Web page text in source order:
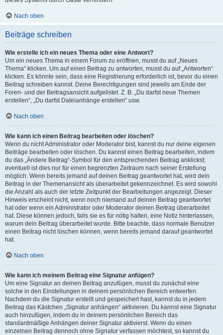
Nach oben
Beiträge schreiben
Wie erstelle ich ein neues Thema oder eine Antwort?
Um ein neues Thema in einem Forum zu eröffnen, musst du auf „Neues
Thema“ klicken. Um auf einen Beitrag zu antworten, musst du auf „Antworten“
klicken. Es könnte sein, dass eine Registrierung erforderlich ist, bevor du einen
Beitrag schreiben kannst. Deine Berechtigungen sind jeweils am Ende der
Foren- und der Beitragsansicht aufgelistet. Z. B. „Du darfst neue Themen
erstellen“, „Du darfst Dateianhänge erstellen“ usw.
Nach oben
Wie kann ich einen Beitrag bearbeiten oder löschen?
Wenn du nicht Administrator oder Moderator bist, kannst du nur deine eigenen
Beiträge bearbeiten oder löschen. Du kannst einen Beitrag bearbeiten, indem
du das „Ändere Beitrag“-Symbol für den entsprechenden Beitrag anklickst;
eventuell ist dies nur für einen begrenzten Zeitraum nach seiner Erstellung
möglich. Wenn bereits jemand auf deinen Beitrag geantwortet hat, wird dein
Beitrag in der Themenansicht als überarbeitet gekennzeichnet. Es wird sowohl
die Anzahl als auch der letzte Zeitpunkt der Bearbeitungen angezeigt. Dieser
Hinweis erscheint nicht, wenn noch niemand auf deinen Beitrag geantwortet
hat oder wenn ein Administrator oder Moderator deinen Beitrag überarbeitet
hat. Diese können jedoch, falls sie es für nötig halten, eine Notiz hinterlassen,
warum dein Beitrag überarbeitet wurde. Bitte beachte, dass normale Benutzer
einen Beitrag nicht löschen können, wenn bereits jemand darauf geantwortet
hat.
Nach oben
Wie kann ich meinem Beitrag eine Signatur anfügen?
Um eine Signatur an deinen Beitrag anzufügen, musst du zunächst eine
solche in den Einstellungen in deinem persönlichen Bereich entwerfen.
Nachdem du die Signatur erstellt und gespeichert hast, kannst du in jedem
Beitrag das Kästchen „Signatur anhängen“ aktivieren. Du kannst eine Signatur
auch hinzufügen, indem du in deinem persönlichen Bereich das
standardmäßige Anhängen deiner Signatur aktivierst. Wenn du einen
einzelnen Beitrag dennoch ohne Signatur verfassen möchtest, so kannst du